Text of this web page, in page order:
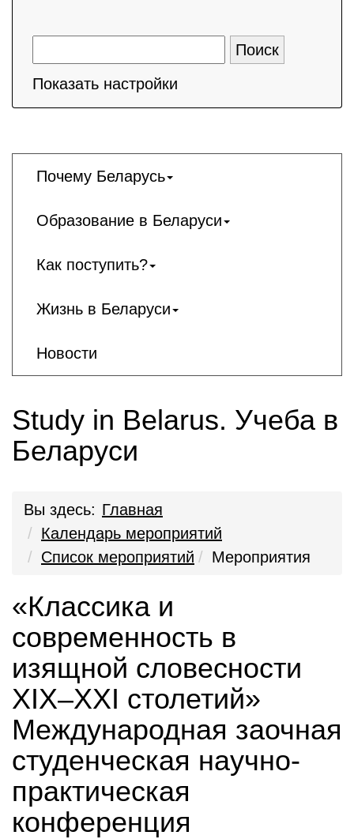
Показать настройки
Почему Беларусь
Образование в Беларуси
Как поступить?
Жизнь в Беларуси
Новости
Study in Belarus. Учеба в
Беларуси
Вы здесь: Главная
Календарь мероприятий
Список мероприятий
Мероприятия
«Классика и
современность в
изящной словесности
XIX–XXI столетий»
Международная заочная
студенческая научно-
практическая
конференция